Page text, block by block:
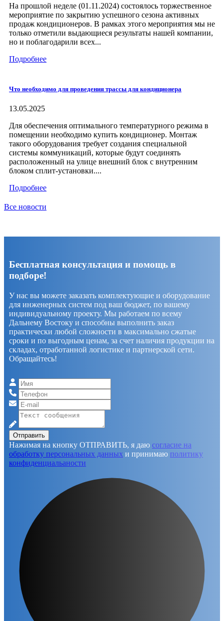
На прошлой неделе (01.11.2024) состоялось торжественное
мероприятие по закрытию успешного сезона активных
продаж кондиционеров. В рамках этого мероприятия мы не
только отметили выдающиеся результаты нашей компании,
но и поблагодарили всех...
Подробнее
Что необходимо для проведения трассы для кондиционера
13.05.2025
Для обеспечения оптимального температурного режима в
помещении необходимо купить кондиционер. Монтаж
такого оборудования требует создания специальной
системы коммуникаций, которые будут соединять
расположенный на улице внешний блок с внутренним
блоком сплит-установки....
Подробнее
Все новости
Бесплатная консультация и помощь в
подборе!
У нас вы можете заказать комплектующие и оборудование
для инженерных систем под ваш бюджет, по вашему
индивидуальному проекту. Мы работаем по всему
Дальнему Востоку и способны выполнить заказ
практически любой сложности в максимально сжатые
сроки и по выгодным ценам, за счет наличия продукции на
складах, отработанной логистике и партнерской сети.
Обращайтесь!
Отправить
Нажимая на кнопку ОТПРАВИТЬ, я даю согласие на
обработку персональных данных и принимаю политику
конфиденциальаности